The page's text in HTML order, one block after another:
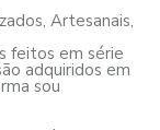
Artesanais,
feitos em série
adquiridos em
sou